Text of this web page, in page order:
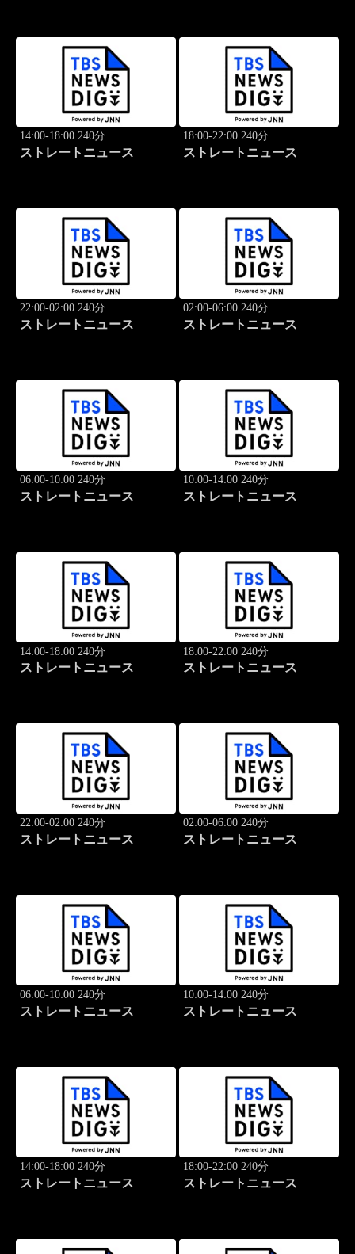
14:00-18:00 240分
ストレートニュース
18:00-22:00 240分
ストレートニュース
22:00-02:00 240分
ストレートニュース
02:00-06:00 240分
ストレートニュース
06:00-10:00 240分
ストレートニュース
10:00-14:00 240分
ストレートニュース
14:00-18:00 240分
ストレートニュース
18:00-22:00 240分
ストレートニュース
22:00-02:00 240分
ストレートニュース
02:00-06:00 240分
ストレートニュース
06:00-10:00 240分
ストレートニュース
10:00-14:00 240分
ストレートニュース
14:00-18:00 240分
ストレートニュース
18:00-22:00 240分
ストレートニュース